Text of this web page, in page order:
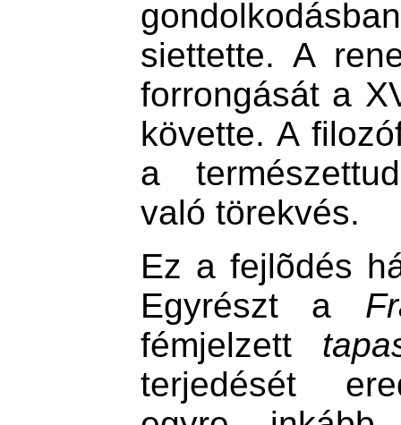
siettette. A
forrongását a
követte. A
a
való törekvés.
Ez a fejlõdés
Egyrészt a
fémjelzett
terjedését